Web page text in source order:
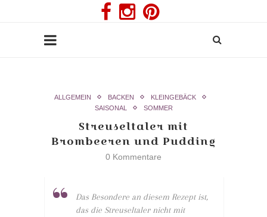
ALLGEMEIN BACKEN
KLEINGEBÄCK
SAISONAL
SOMMER
Streuseltaler mit
Brombeeren und Pudding
0 Kommentare
Das Besondere an diesem Rezept ist,
das die Streuseltaler nicht mit